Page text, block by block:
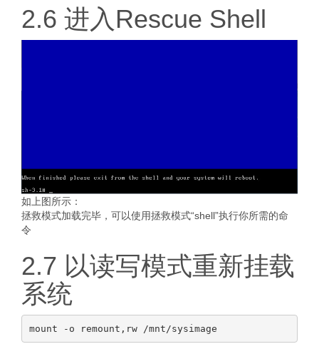
2.6 进入Rescue Shell
如上图所示：
拯救模式加载完毕，可以使用拯救模式“shell”执行你所需的命
令
2.7 以读写模式重新挂载
系统